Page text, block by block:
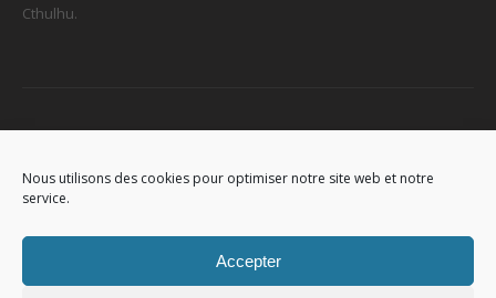
Nous utilisons des cookies pour optimiser notre site web et notre
service.
Accepter
Cthulhu.